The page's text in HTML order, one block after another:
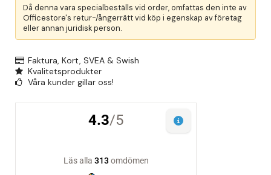
Då denna vara specialbeställs vid order, omfattas den inte av
Officestore's retur-/ångerrätt vid köp i egenskap av företag
eller annan juridisk person.
Faktura, Kort, SVEA & Swish
Kvalitetsprodukter
Våra kunder gillar oss!